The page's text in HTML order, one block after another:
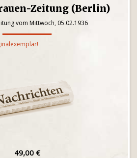
Zeitung (Berlin)
vom Mittwoch, 05.02.1936
49,00 €